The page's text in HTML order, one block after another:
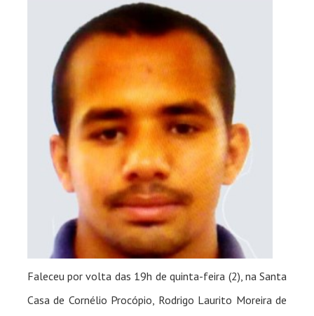
Faleceu por volta das 19h de quinta-feira (2), na Santa
Casa de Cornélio Procópio, Rodrigo Laurito Moreira de